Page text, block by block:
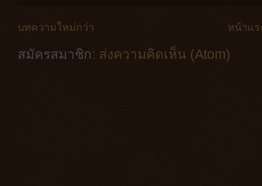
บทความใหม่กว่า หน้าแร
สมัครสมาชิก: ส่งความคิดเห็น (Atom)